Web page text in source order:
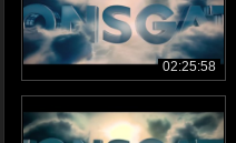
02:25:58